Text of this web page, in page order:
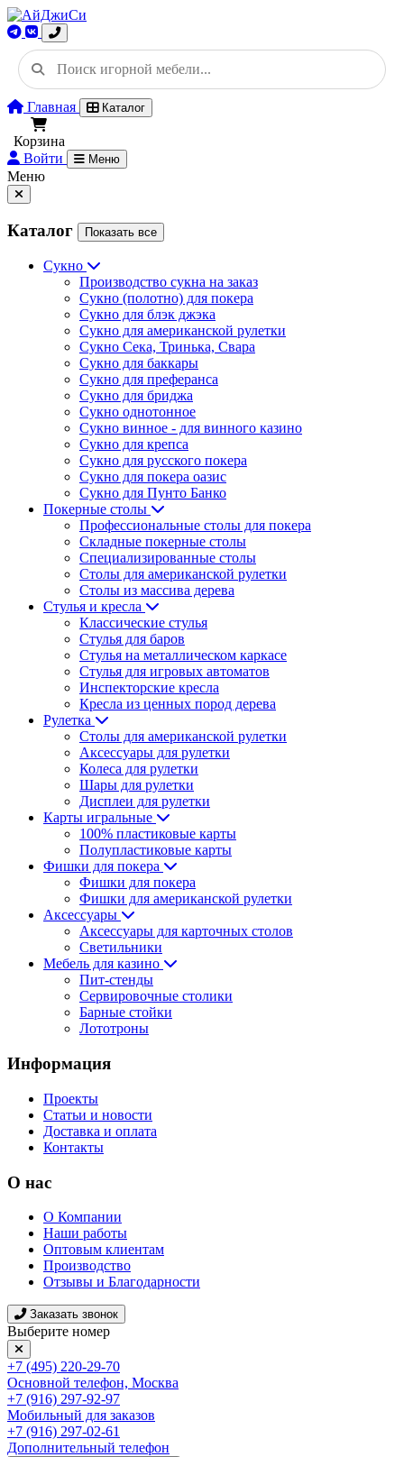
Главная Каталог
Корзина
Войти
Меню
Меню
Каталог Показать все
Сукно
Производство сукна на заказ
Сукно (полотно) для покера
Сукно для блэк джэка
Сукно для американской рулетки
Сукно Сека, Тринька, Свара
Сукно для баккары
Сукно для преферанса
Сукно для бриджа
Сукно однотонное
Сукно винное - для винного казино
Сукно для крепса
Сукно для русского покера
Сукно для покера оазис
Сукно для Пунто Банко
Покерные столы
Профессиональные столы для покера
Складные покерные столы
Специализированные столы
Столы для американской рулетки
Столы из массива дерева
Стулья и кресла
Классические стулья
Стулья для баров
Стулья на металлическом каркасе
Стулья для игровых автоматов
Инспекторские кресла
Кресла из ценных пород дерева
Рулетка
Столы для американской рулетки
Аксессуары для рулетки
Колеса для рулетки
Шары для рулетки
Дисплеи для рулетки
Карты игральные
100% пластиковые карты
Полупластиковые карты
Фишки для покера
Фишки для покера
Фишки для американской рулетки
Аксессуары
Аксессуары для карточных столов
Светильники
Мебель для казино
Пит-стенды
Сервировочные столики
Барные стойки
Лототроны
Информация
Проекты
Статьи и новости
Доставка и оплата
Контакты
О нас
О Компании
Наши работы
Оптовым клиентам
Производство
Отзывы и Благодарности
Заказать звонок
Выберите номер
+7 (495) 220-29-70
Основной телефон, Москва
+7 (916) 297-92-97
Мобильный для заказов
+7 (916) 297-02-61
Дополнительный телефон